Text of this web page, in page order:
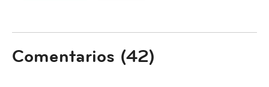
Comentarios (42)